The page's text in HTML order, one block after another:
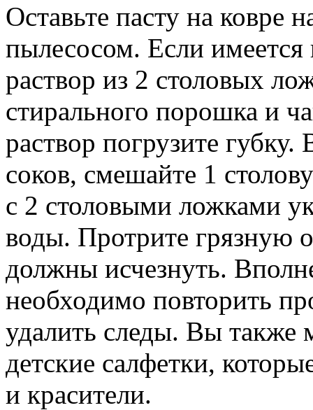
Оставьте пасту на ковре
пылесосом. Если имеется
раствор из 2 столовых
стирального порошка и
раствор погрузите
соков, смешайте 1
с 2 столовыми ложками
воды. Протрите грязную
должны исчезнуть.
необходимо повторить
удалить следы. Вы также
детские салфетки,
и красители.